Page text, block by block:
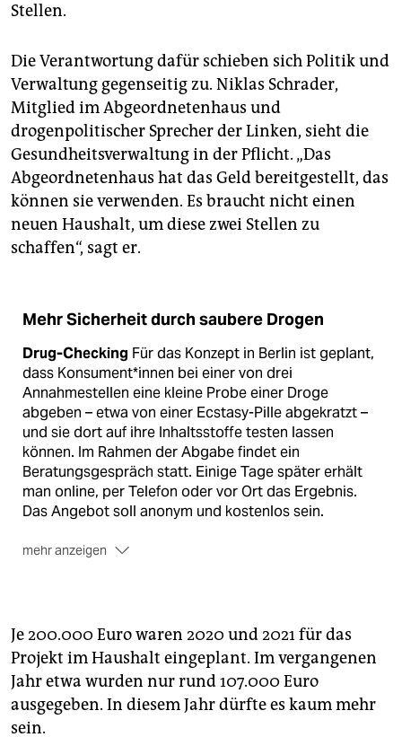
Stellen.
Die Verantwortung dafür schieben sich Politik und
Verwaltung gegenseitig zu. Niklas Schrader,
Mitglied im Abgeordnetenhaus und
drogenpolitischer Sprecher der Linken, sieht die
Gesundheitsverwaltung in der Pflicht. „Das
Abgeordnetenhaus hat das Geld bereitgestellt, das
können sie verwenden. Es braucht nicht einen
neuen Haushalt, um diese zwei Stellen zu
schaffen“, sagt er.
Mehr Sicherheit durch saubere Drogen
Drug-Checking Für das Konzept in Berlin ist geplant,
dass Konsument*innen bei einer von drei
Annahmestellen eine kleine Probe einer Droge
abgeben – etwa von einer Ecstasy-Pille abgekratzt –
und sie dort auf ihre Inhaltsstoffe testen lassen
können. Im Rahmen der Abgabe findet ein
Beratungsgespräch statt. Einige Tage später erhält
man online, per Telefon oder vor Ort das Ergebnis.
Das Angebot soll anonym und kostenlos sein.
mehr anzeigen
genauso viele Todesfälle wie im Vorjahr. In
Brandenburg hingegen stieg die Zahl: 2020 starben
48 Menschen im Zusammenhang mit illegalen
Drogen. Damit hat sich die Zahl im Vergleich zum
Vorjahr mehr als verdoppelt: 2019 waren es 22
Menschen, so die Landesstelle für Suchtfragen in
Je 200.000 Euro waren 2020 und 2021 für das
Projekt im Haushalt eingeplant. Im vergangenen
Jahr etwa wurden nur rund 107.000 Euro
ausgegeben. In diesem Jahr dürfte es kaum mehr
sein.